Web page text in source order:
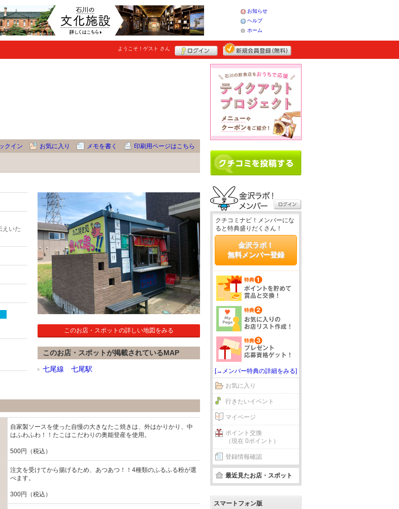
お知らせ
ヘルプ
ホーム
ようこそ！ ゲスト さん
クイン お気に入り メモを書く 印刷用ページはこちら
えいた
このお店・スポットの詳しい地図をみる
このお店・スポットが掲載されているMAP
七尾線 七尾駅
自家製ソースを使った自慢の大きなたこ焼きは、外はかりかり、中
はふわふわ！！たこはこだわりの奥能登産を使用。
500円（税込）
注文を受けてから揚げるため、あつあつ！！4種類のふるふる粉が選
べます。
300円（税込）
クチコミナビ！メンバーにな
ると特典盛りだくさん！
金沢ラボ！
無料メンバー登録
[→メンバー特典の詳細をみる]
お気に入り
行きたいイベント
マイページ
ポイント交換
（現在 0ポイント）
登録情報確認
最近見たお店・スポット
スマートフォン版